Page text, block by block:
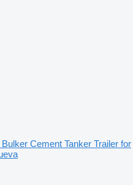
Bulker Cement Tanker Trailer for